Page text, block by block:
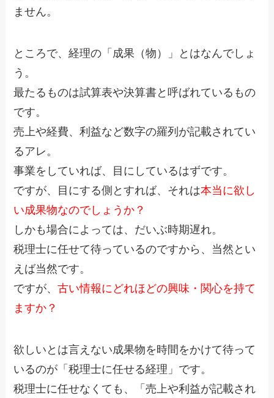
ません。
ところで、経理の「成果（物）」とはなんでしょ
う。
最たるものは試算表や決算書と呼ばれているもの
です。
売上や経費、利益など数字の羅列が記載されてい
るアレ。
事業をしていれば、目にしているはずです。
ですが、目にする側とすれば、それは本当に欲し
い成果物なのでしょうか？
しかも場合によっては、だいぶ時期遅れ。
税理士に任せて待っているのですから、当然とい
えば当然です。
ですが、古い情報にどれほどの興味・関心を持て
ますか？
欲しいとは言えない成果物を時間をかけて待って
いるのが「税理士に任せる経理」です。
税理士に任せなくても、「売上や利益が記載され